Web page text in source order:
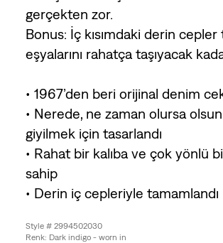
gerçekten zor.
Bonus: İç kısımdaki derin
eşyalarını rahatça taşıyacak
• 1967’den beri orijinal denim
• Nerede, ne zaman olursa olsun
giyilmek için tasarlandı
• Rahat bir kalıba ve çok yönlü
sahip
• Derin iç cepleriyle tamamlandı
Style # 2994502030
Renk: Dark indigo - worn in